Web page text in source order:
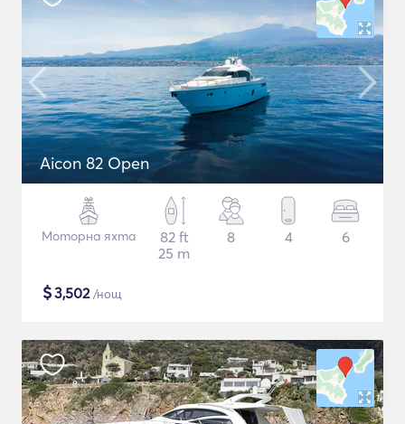
Aicon 82 Open
Моторна яхта
82 ft
25 m
8 4 6
$3,502/нощ